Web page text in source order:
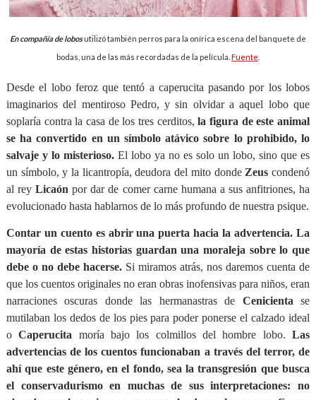
En compañía de lobosutilizó también perros para la onírica escena del banquete de
bodas, una de las más recordadas de la película. Fuente
Desde el lobo feroz que tentó a caperucita pasando por los lobos
imaginarios del mentiroso Pedro, y sin olvidar a aquel lobo que
soplaría contra la casa de los tres cerditos,la figura de este animal
se ha convertido en un símbolo atávico sobre lo prohibido, lo
salvaje y lo misterioso. El lobo ya no es solo un lobo, sino que es
un símbolo, y la licantropía, deudora del mito donde Zeuscondenó
al reyLicaónpor dar de comer carne humana a sus anfitriones, ha
evolucionado hasta hablarnos de lo más profundo de nuestra psique.
Contar un cuento es abrir una puerta hacia la advertencia. La
mayoría de estas historias guardan una moraleja sobre lo que
debe o no debe hacerse.Si miramos atrás, nos daremos cuenta de
que los cuentos originales no eran obras inofensivas para niños, eran
narraciones oscuras donde las hermanastras de Cenicientase
mutilaban los dedos de los pies para poder ponerse el calzado ideal
oCaperucita moría bajo los colmillos del hombre lobo.Las
advertencias de los cuentos funcionaban a través del terror, de
ahí que este género, en el fondo, sea la transgresión que busca
el conservadurismo en muchas de sus interpretaciones: no